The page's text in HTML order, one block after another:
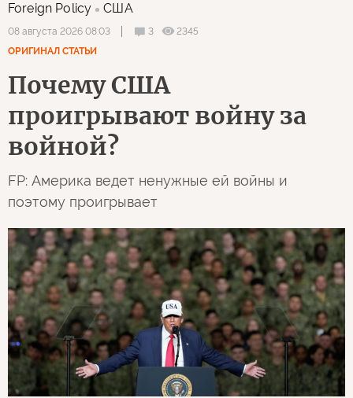
Foreign Policy США
08 августа 2026 08:03 3
2345
ОРИГИНАЛ СТАТЬИ
Почему США
проигрывают войну за
войной?
FP: Америка ведет ненужные ей войны и
поэтому проигрывает